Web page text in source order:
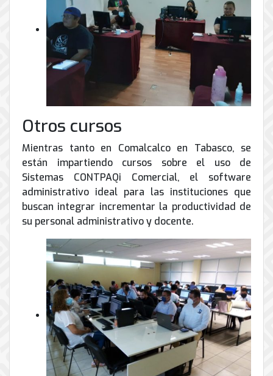
Otros cursos
Mientras tanto en Comalcalco en Tabasco, se
están impartiendo cursos sobre el uso de
Sistemas CONTPAQi Comercial, el software
administrativo ideal para las instituciones que
buscan integrar incrementar la productividad de
su personal administrativo y docente.